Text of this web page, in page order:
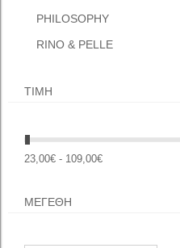
PHILOSOPHY
RINO & PELLE
ΤΙΜΉ
23,00€ - 109,00€
ΜΕΓΕΘΗ